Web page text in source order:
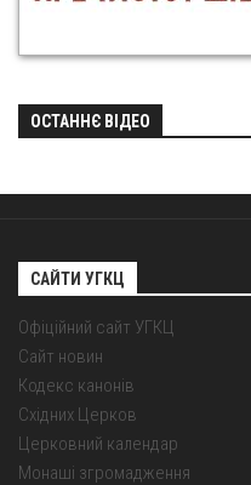
ОСТАННЄ ВІДЕО
САЙТИ УГКЦ
Офіційний сайт УГКЦ
Сайт новин
Кодекс канонів
Східних Церков
Церковний календар
Монаші згромадження